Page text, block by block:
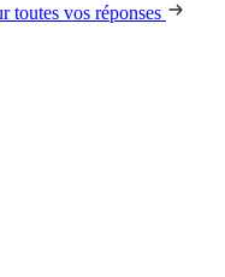
toutes vos réponses